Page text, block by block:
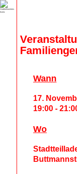
Wann
17.
19:00 -
Wo